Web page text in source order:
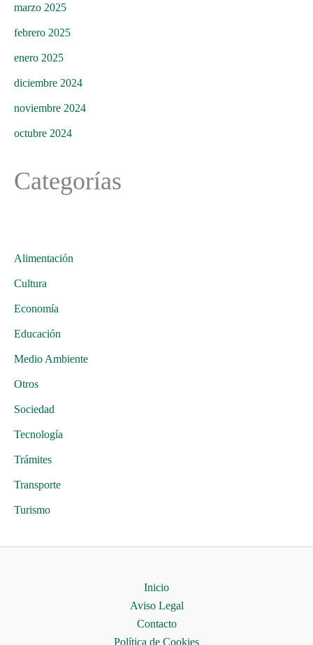
marzo 2025
febrero 2025
enero 2025
diciembre 2024
noviembre 2024
octubre 2024
Categorías
Alimentación
Cultura
Economía
Educación
Medio Ambiente
Otros
Sociedad
Tecnología
Trámites
Transporte
Turismo
Inicio
Aviso Legal
Contacto
Política de Cookies